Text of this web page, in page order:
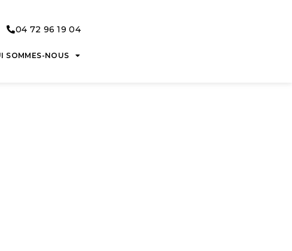
04 72 96 19 04
SOMMES-NOUS